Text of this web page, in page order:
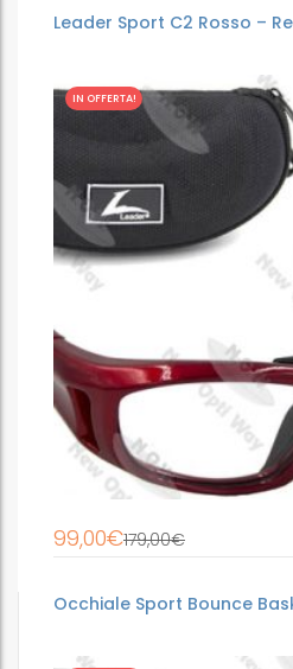
Leader Sport C2 Rosso –
IN OFFERTA!
99,00€179,00€
Occhiale Sport Bounce